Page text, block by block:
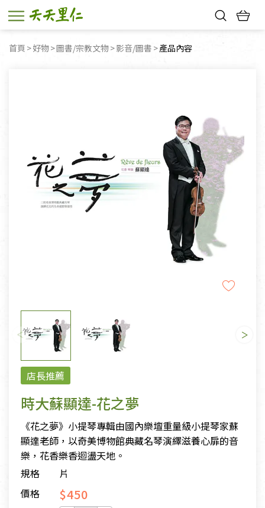
首頁 好物 圖書/宗教文物 影音/圖書 目前頁面：
產品內容
店長推薦
時大蘇顯達-花之夢
《花之夢》小提琴專輯由國內樂壇重量級小提琴家蘇
顯達老師，以奇美博物館典藏名琴演繹滋養心扉的音
樂，花香樂香迴盪天地。
規格
片
價格
$450